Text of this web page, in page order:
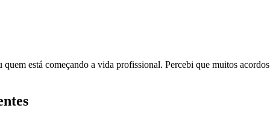
está começando a vida profissional. Percebi que muitos